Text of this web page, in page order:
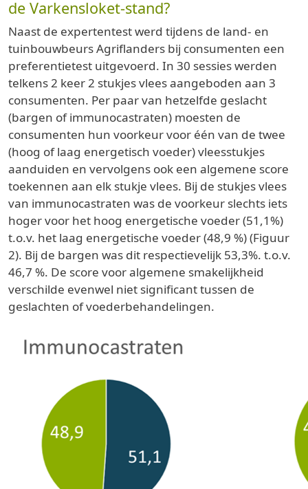
de Varkensloket-stand?
Naast de expertentest werd tijdens de land- en
tuinbouwbeurs Agriflanders bij consumenten een
preferentietest uitgevoerd. In 30 sessies werden
telkens 2 keer 2 stukjes vlees aangeboden aan 3
consumenten. Per paar van hetzelfde geslacht
(bargen of immunocastraten) moesten de
consumenten hun voorkeur voor één van de twee
(hoog of laag energetisch voeder) vleesstukjes
aanduiden en vervolgens ook een algemene score
toekennen aan elk stukje vlees. Bij de stukjes vlees
van immunocastraten was de voorkeur slechts iets
hoger voor het hoog energetische voeder (51,1%)
t.o.v. het laag energetische voeder (48,9 %) (Figuur
2). Bij de bargen was dit respectievelijk 53,3%. t.o.v.
46,7 %. De score voor algemene smakelijkheid
verschilde evenwel niet significant tussen de
geslachten of voederbehandelingen.